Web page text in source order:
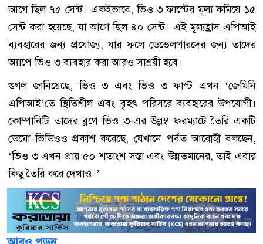
আগে ছিল ৭৫ সেন্ট। একইভাবে, ভিও ৩ ফাস্টের মূল্য কমিয়ে ১৫
সেন্ট করা হয়েছে, যা আগে ছিল ৪০ সেন্ট। এই মূল্যহ্রাস এপিআই
ব্যবহারের জন্য প্রযোজ্য, যার ফলে ডেভেলপারদের জন্য তাদের
অ্যাপে ভিও ৩ ব্যবহার করা আরও সাশ্রয়ী হবে।
গুগল জানিয়েছে, ভিও ৩ এবং ভিও ৩ ফাস্ট এখন ‘জেমিনি
এপিআই’তে স্থিতিশীল এবং বৃহৎ পরিসরে ব্যবহারের উপযোগী।
কোম্পানিটি তাদের ব্লগে ভিও ৩-এর উল্লম্ব ফরম্যাটে তৈরি একটি
ডেমো ভিডিওও প্রকাশ করেছে, যেখানে পর্বত আরোহী বলছেন,
‘ভিও ৩ এখন প্রায় ৫০ শতাংশ সস্তা এবং উন্নতমানের, তাই এবার
কিছু তৈরি করে দেখাও।’